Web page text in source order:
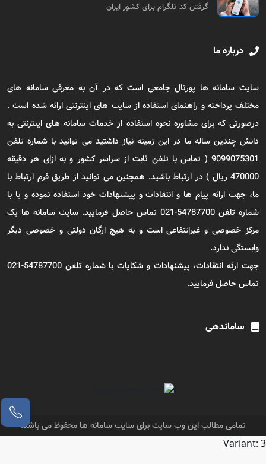
گرفتن کد تلگرام برای کشور ایران
درباره ما
سایت سامانه ها پورتال جامعی است که در آن به معرفی سامانه های
مختلف پرداخته و راهنمای استفاده از سایت های اینترنتی ارائه شده است .
درصورتی که برای مشاوره نحوه استفاده از خدمات سامانه های اینترنتی به
دانش چندین ساله ما در این زمینه نیاز داشتید می توانید با شماره تلفن
9099075301 ( تماس با تلفن ثابت از سراسر کشور و به ازای هر دقیقه
470000 ریال ) در ارتباط باشید. همچنین می توانید از طریق فرم ارتباط با
ما، جهت ارائه پیام ها و انتقادات و پیشنهادات خود استفاده نموده و یا با
شماره تلفن 54787700-021 تماس حاصل فرمایید. سایت سامانه ها یک
مرکز خصوصی و غیرانتفاعی است و به هیچ ارگان دولتی و خصوصی دیگر
وابستگی ندارد.
جهت ارئه انتقادات، پیشنهادات و شکایات با شماره تلفن 54787700-021
تماس حاصل فرمایید.
ساماندهی
تمامی مطالب این وب سایت برای سایت سامانه ها محفوظ می باشد.
Variant: 3